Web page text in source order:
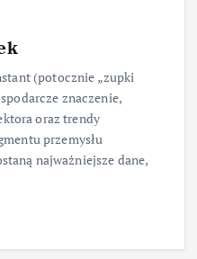
(potocznie „zupki
znaczenie,
oraz trendy
przemysłu
najważniejsze dane,